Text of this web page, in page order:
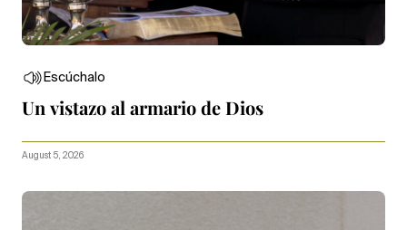
Escúchalo
Un vistazo al armario de Dios
August 5, 2026